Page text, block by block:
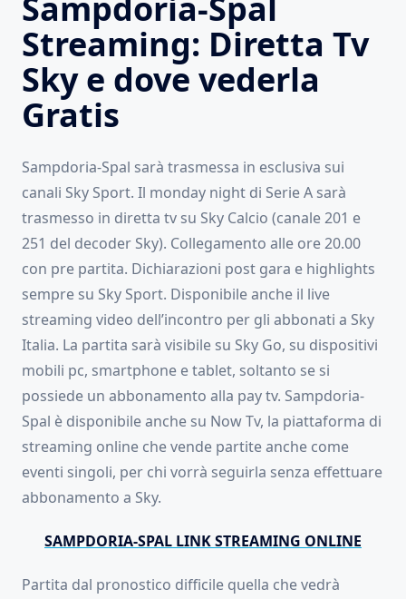
Streaming: Diretta Tv
Sky e dove vederla
Gratis
Sampdoria-Spal sarà trasmessa in esclusiva sui
canali Sky Sport. Il monday night di Serie A sarà
trasmesso in diretta tv su Sky Calcio (canale 201 e
251 del decoder Sky). Collegamento alle ore 20.00
con pre partita. Dichiarazioni post gara e highlights
sempre su Sky Sport. Disponibile anche il live
streaming video dell’incontro per gli abbonati a Sky
Italia. La partita sarà visibile su Sky Go, su dispositivi
mobili pc, smartphone e tablet, soltanto se si
possiede un abbonamento alla pay tv. Sampdoria-
Spal è disponibile anche su Now Tv, la piattaforma di
streaming online che vende partite anche come
eventi singoli, per chi vorrà seguirla senza effettuare
abbonamento a Sky.
SAMPDORIA-SPAL LINK STREAMING ONLINE
Partita dal pronostico difficile quella che vedrà